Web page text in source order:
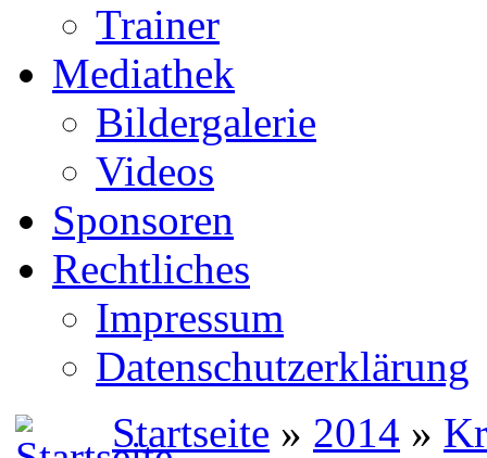
Trainer
Mediathek
Bildergalerie
Videos
Sponsoren
Rechtliches
Impressum
Datenschutzerklärung
Startseite » 2014 »